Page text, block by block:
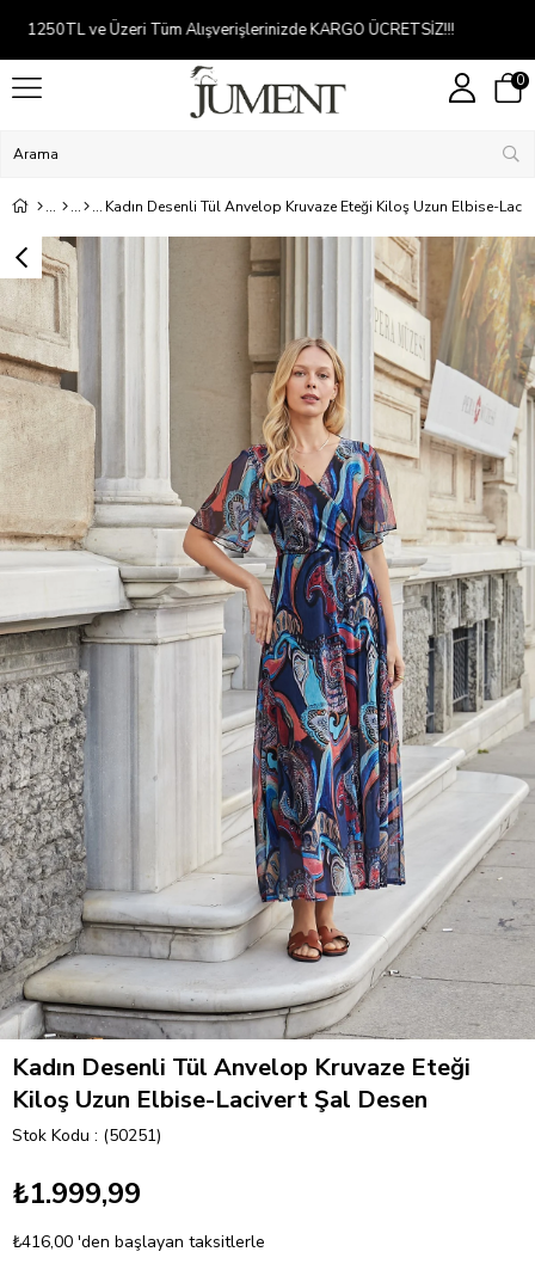
Kredi kartına 2-5 taksit
0
Kadın Desenli Tül Anvelop Kruvaze Eteği
Kiloş Uzun Elbise-Lacivert Şal Desen
Stok Kodu (50251)
₺1.999,99
₺416,00 'den başlayan taksitlerle